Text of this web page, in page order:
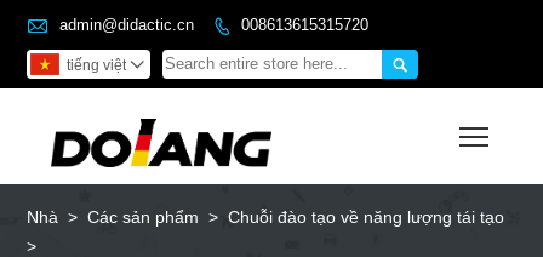
 admin@didactic.cn  008613615315720

tiếng việt 
Nhà > Các sản phẩm > Chuỗi đào tạo về năng lượng tái tạo
>